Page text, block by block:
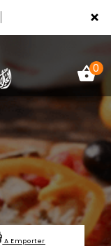
×
0
A Emporter